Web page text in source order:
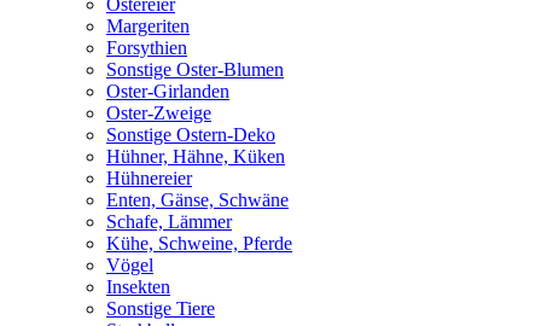
Margeriten
Forsythien
Sonstige Oster-Blumen
Oster-Girlanden
Oster-Zweige
Sonstige Ostern-Deko
Hühner, Hähne, Küken
Hühnereier
Enten, Gänse, Schwäne
Schafe, Lämmer
Kühe, Schweine, Pferde
Vögel
Insekten
Sonstige Tiere